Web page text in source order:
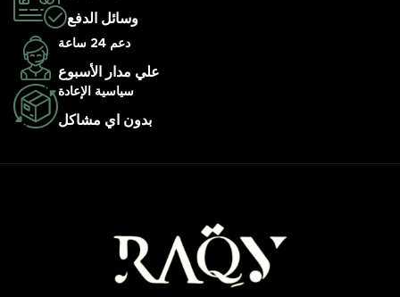
وسائل الدفع
دعم 24 ساعة
علي مدار الأسبوع
سياسية الإعادة
بدون اي مشاكل